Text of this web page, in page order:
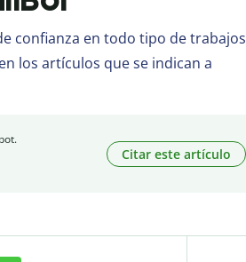
confianza en todo tipo de trabajos
los artículos que se indican a
Citar este artículo